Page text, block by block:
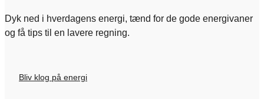
​Dyk ned i hverdagens energi, tænd for de gode energivaner
og få tips til en lavere regning.
Bliv klog på energi